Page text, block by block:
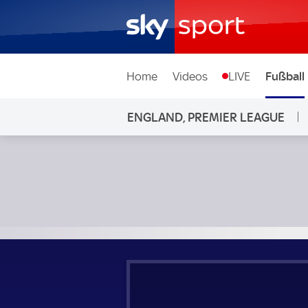
Home Videos LIVE Fußball
ENGLAND, PREMIER LEAGUE